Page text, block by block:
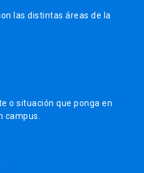
las distintas áreas de la
o situación que ponga en
campus.